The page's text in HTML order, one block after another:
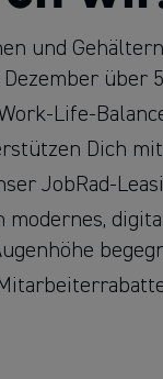
und
über
Life-
Dich
JobRad-
modernes,